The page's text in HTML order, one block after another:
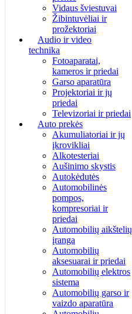
Vidaus šviestuvai
Žibintuvėliai ir
prožektoriai
Audio ir video
technika
Fotoaparatai,
kameros ir priedai
Garso aparatūra
Projektoriai ir jų
priedai
Televizoriai ir priedai
Auto prekės
Akumuliatoriai ir jų
įkrovikliai
Alkotesteriai
Aušinimo skystis
Autokėdutės
Automobilinės
pompos,
kompresoriai ir
priedai
Automobilių aikštelių
įranga
Automobilių
aksesuarai ir priedai
Automobilių elektros
sistema
Automobilių garso ir
vaizdo aparatūra